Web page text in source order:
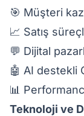
🎯 Müşteri
📈 Satış
💬 Dijital
🤖 AI destekli
📊
Teknoloji ve